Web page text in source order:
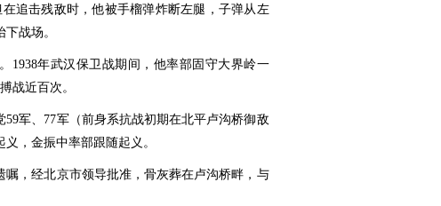
追击残敌时，他被手榴弹炸断左腿，子弹从左
战场。
1938年武汉保卫战期间，他率部固守大界岭一
战近百次。
59军、77军（前身系抗战初期在北平卢沟桥御敌
，金振中率部跟随起义。
嘱，经北京市领导批准，骨灰葬在卢沟桥畔，与